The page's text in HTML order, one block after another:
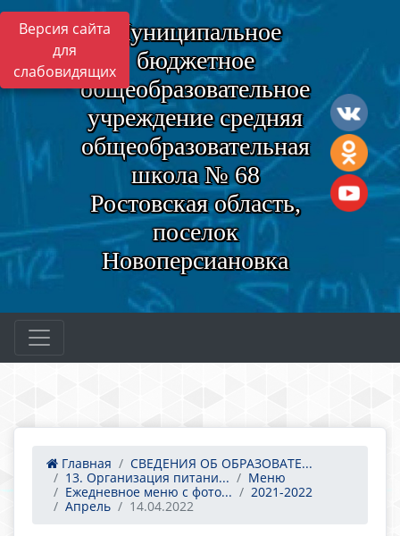
Версия сайта
для
слабовидящих
Муниципальное
бюджетное
общеобразовательное
учреждение средняя
общеобразовательная
школа № 68
Ростовская область,
поселок
Новоперсиановка
Главная
СВЕДЕНИЯ ОБ ОБРАЗОВАТЕ...
13. Организация питани...
Меню
Ежедневное меню с фото...
2021-2022
Апрель
14.04.2022